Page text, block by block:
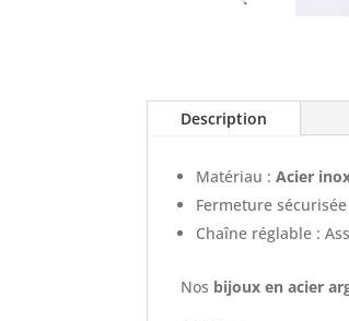
Description
Matériau :Acier
Fermeture
Chaîne réglable :
Nos bijoux en acier